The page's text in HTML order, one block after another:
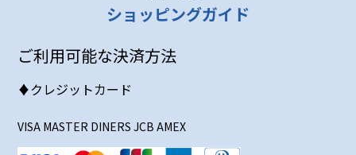
ショッピングガイド
ご利用可能な決済方法
♦クレジットカード
VISA MASTER DINERS JCB AMEX